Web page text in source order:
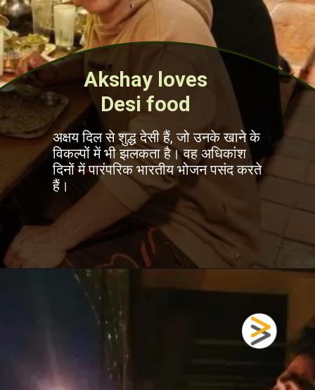
अक्षय दिल से शुद्ध देसी हैं, जो उनके खाने के
विकल्पों में भी झलकता है। वह अधिकांश
दिनों में पारंपरिक भारतीय भोजन पसंद करते
हैं।
Akshay loves
Desi food